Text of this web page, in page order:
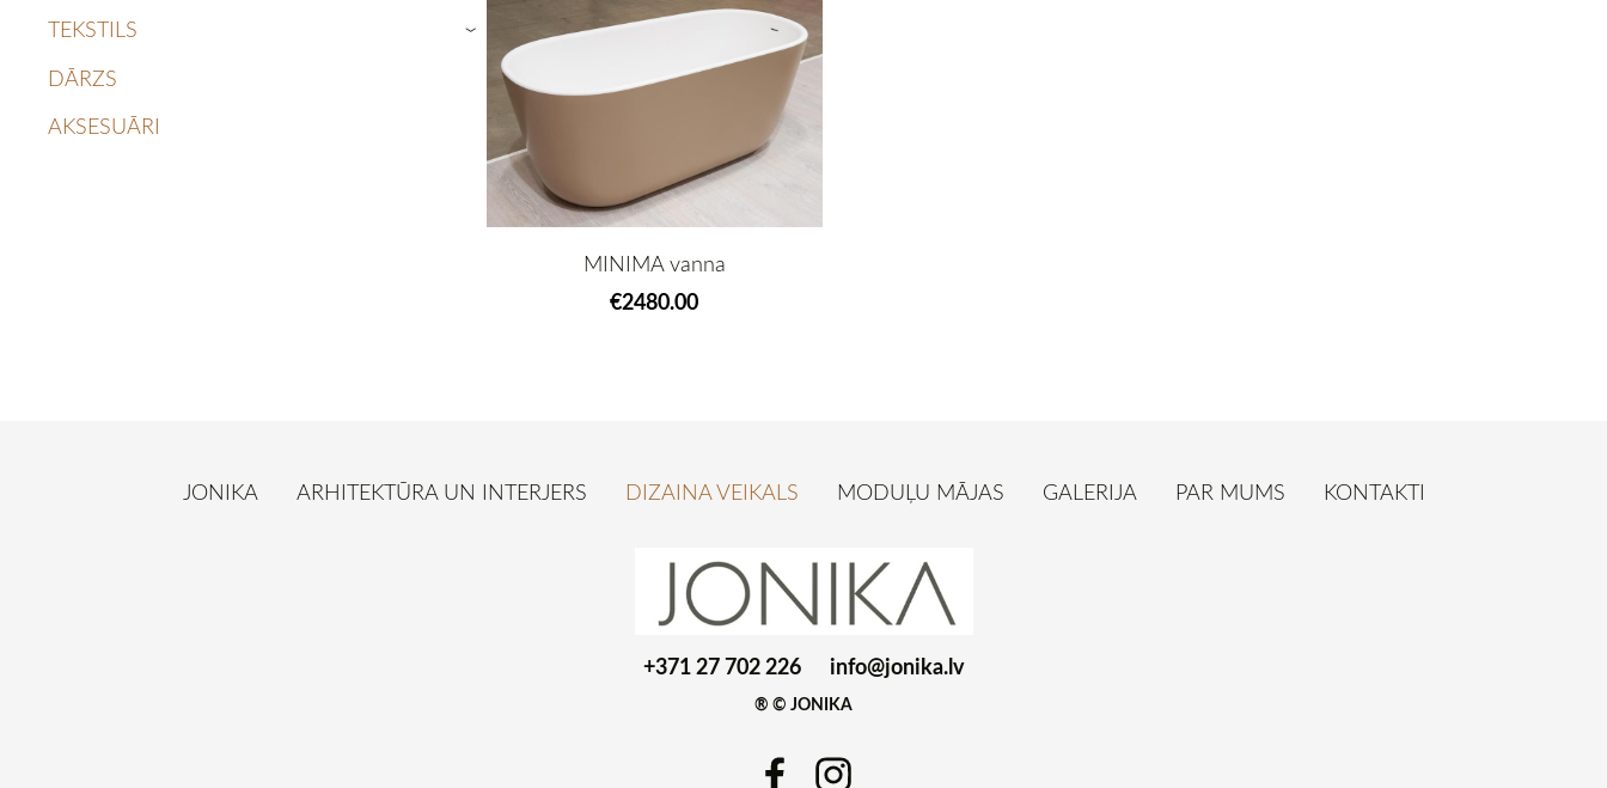
TEKSTILS
›
DĀRZS
AKSESUĀRI
MINIMA vanna
€2480.00
JONIKA ARHITEKTŪRA UN INTERJERS DIZAINA VEIKALS MODUĻU MĀJAS GALERIJA PAR MUMS KONTAKTI
+371 27 702 226 info@jonika.lv
® © JONIKA